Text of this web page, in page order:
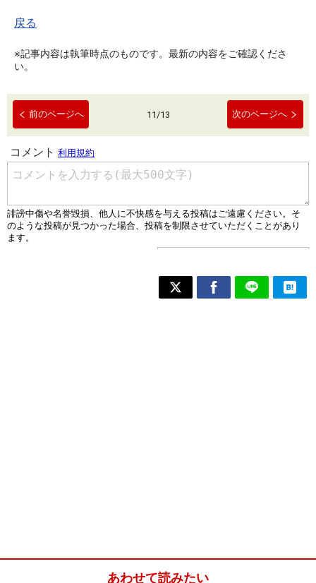
戻る
※記事内容は執筆時点のものです。最新の内容をご確認くださ
い。
前のページへ 11/13 次のページへ
あわせて読みたい